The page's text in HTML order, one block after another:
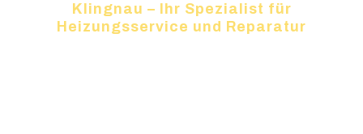
Klingnau – Ihr Spezialist für
Heizungsservice und Reparatur